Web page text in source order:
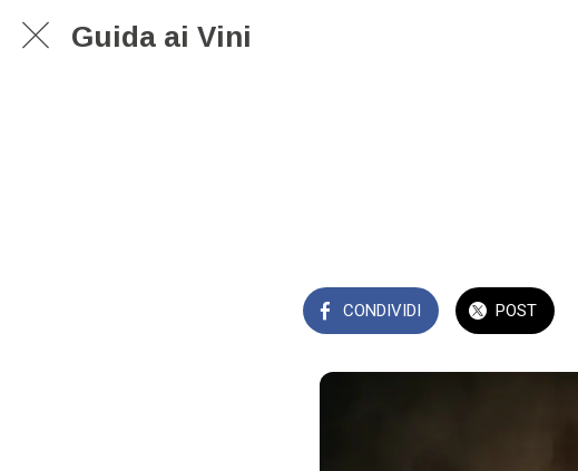
Guida ai Vini
CONDIVIDI POST